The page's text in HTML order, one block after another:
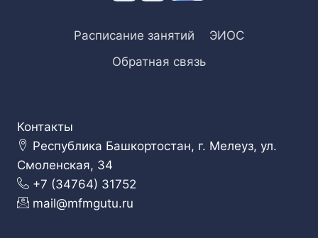
Расписание занятий
ЭИОС
Обратная связь
Контакты
Республика Башкортостан, г. Мелеуз, ул.
Смоленская, 34
+7 (34764) 31752
mail@mfmgutu.ru